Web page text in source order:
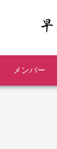
メンバー